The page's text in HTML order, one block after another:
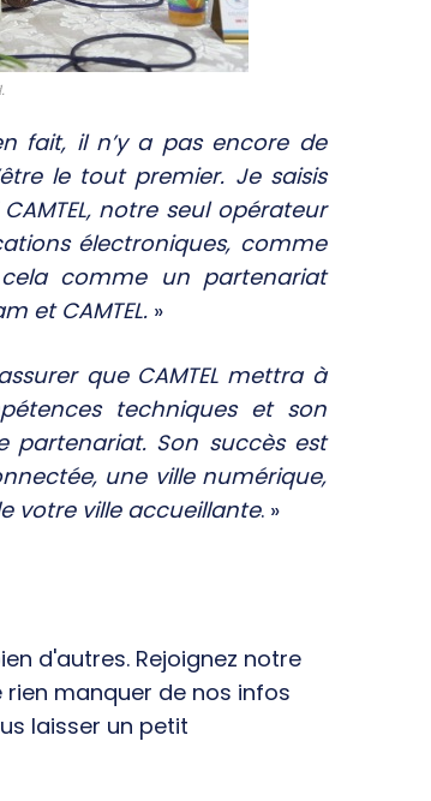
fait, il n’y a pas encore de
le tout premier. Je saisis
notre seul opérateur
électroniques, comme
comme un partenariat
et CAMTEL. »
que CAMTEL mettra à
techniques et son
partenariat. Son succès est
une ville numérique,
votre ville accueillante. »
d'autres. Rejoignez notre
rien manquer de nos infos
laisser un petit